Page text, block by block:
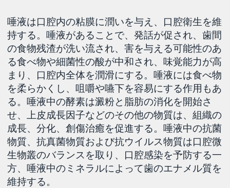
唾液は口腔内の粘膜に潤いを与え、口腔衛生を維
持する。唾液があることで、発話が促され、歯間
の食物残渣が洗い流され、害を与える可能性のあ
る食べ物や細菌性の酸が中和され、味覚能力が高
まり、口腔内全体を潤滑にする。唾液には食べ物
を柔らかくし、咀嚼や嚥下を容易にする作用もあ
る。唾液中の酵素は澱粉と脂肪の消化を開始さ
せ、上皮成長因子などのその他の物質は、組織の
成長、分化、創傷治癒を促進する。唾液中の抗菌
物質、抗真菌物質および抗ウイルス物質は口腔微
生物叢のバランスを取り、口腔感染を予防する一
方、唾液中のミネラルによって歯のエナメル質を
維持する。